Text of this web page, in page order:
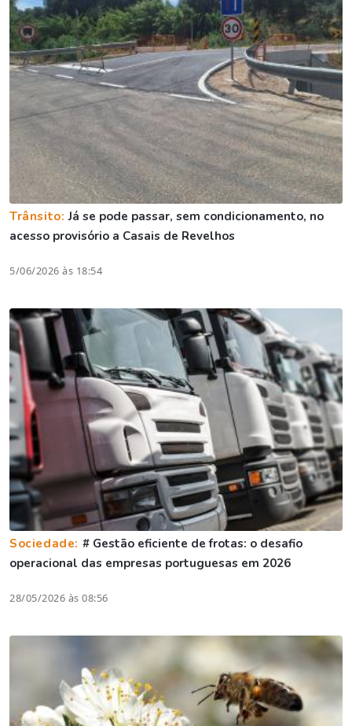
Trânsito:Já se pode passar, sem condicionamento, no
acesso provisório a Casais de Revelhos
5/06/2026 às 18:54
Sociedade: # Gestão eficiente de frotas: o desafio
operacional das empresas portuguesas em 2026
28/05/2026 às 08:56